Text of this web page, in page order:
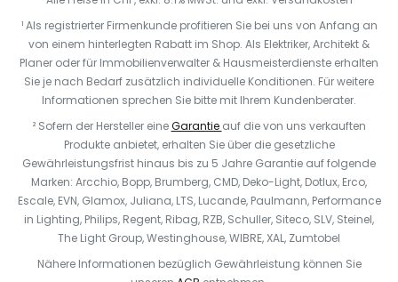
¹ Als registrierter Firmenkunde profitieren Sie bei uns von Anfang an
von einem hinterlegten Rabatt im Shop. Als Elektriker, Architekt &
Planer oder für Immobilienverwalter & Hausmeisterdienste erhalten
Sie je nach Bedarf zusätzlich individuelle Konditionen. Für weitere
Informationen sprechen Sie bitte mit Ihrem Kundenberater.
² Sofern der Hersteller eineGarantie auf die von uns verkauften
Produkte anbietet, erhalten Sie über die gesetzliche
Gewährleistungsfrist hinaus bis zu 5 Jahre Garantie auf folgende
Marken: Arcchio, Bopp, Brumberg, CMD, Deko-Light, Dotlux, Erco,
Escale, EVN, Glamox, Juliana, LTS, Lucande, Paulmann, Performance
in Lighting, Philips, Regent, Ribag, RZB, Schuller, Siteco, SLV, Steinel,
The Light Group, Westinghouse, WIBRE, XAL, Zumtobel
Nähere Informationen bezüglich Gewährleistung können Sie